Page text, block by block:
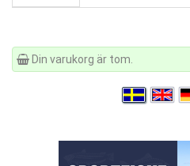
Din varukorg är tom.